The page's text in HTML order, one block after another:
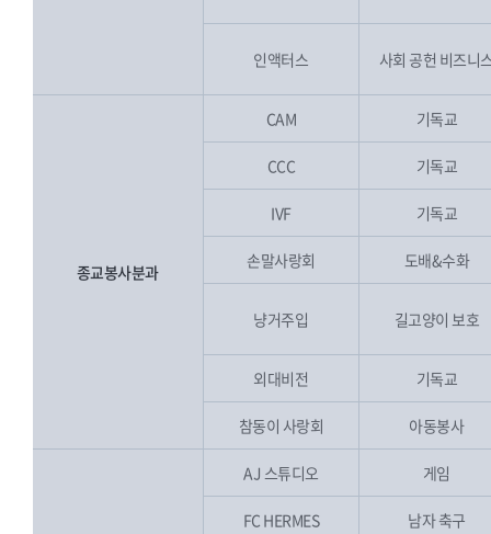
인액터스 사회 공헌 비즈니
종교봉사분과
CAM 기독교
CCC 기독교
IVF 기독교
손말사랑회 도배&수화
냥거주입 길고양이 보호
외대비전 기독교
참동이 사랑회 아동봉사
AJ 스튜디오 게임
FC HERMES 남자 축구